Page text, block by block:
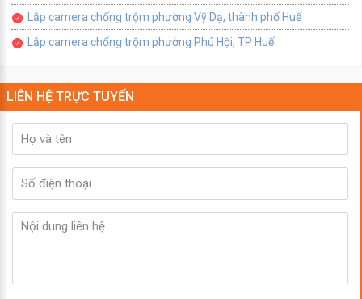
Lắp camera chống trộm phường Vỹ Dạ, thành phố Huế
Lắp camera chống trộm phường Phú Hội, TP Huế
LIÊN HỆ TRỰC TUYẾN